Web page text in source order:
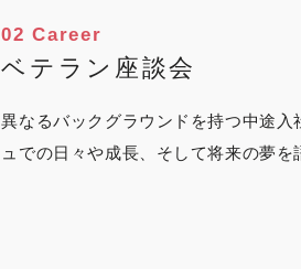
02 Career
ベテラン座談会
異なるバックグラウンドを持つ中途
ュでの日々や成長、そして将来の夢を